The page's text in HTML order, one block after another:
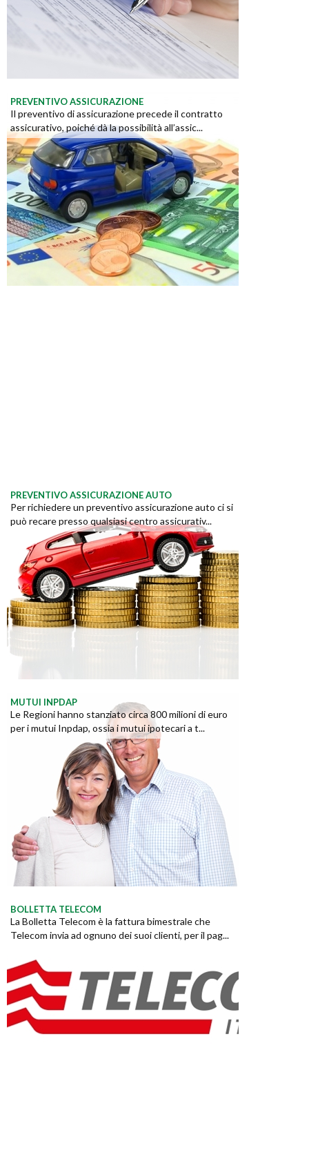
PREVENTIVO ASSICURAZIONE
Il preventivo di assicurazione precede il contratto
assicurativo, poiché dà la possibilità all’assic...
PREVENTIVO ASSICURAZIONE AUTO
Per richiedere un preventivo assicurazione auto ci si
può recare presso qualsiasi centro assicurativ...
MUTUI INPDAP
Le Regioni hanno stanziato circa 800 milioni di euro
per i mutui Inpdap, ossia i mutui ipotecari a t...
BOLLETTA TELECOM
La Bolletta Telecom è la fattura bimestrale che
Telecom invia ad ognuno dei suoi clienti, per il pag...